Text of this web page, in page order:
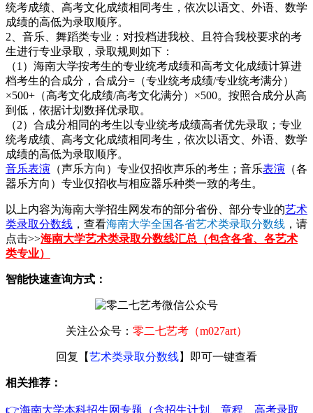
统考成绩、高考文化成绩相同考生，依次以语文、外语、数学
成绩的高低为录取顺序。
2、音乐、舞蹈类专业：对投档进我校、且符合我校要求的考
生进行专业录取，录取规则如下：
（1）海南大学按考生的专业统考成绩和高考文化成绩计算进
档考生的合成分，合成分=（专业统考成绩/专业统考满分）
×500+（高考文化成绩/高考文化满分）×500。按照合成分从高
到低，依据计划数择优录取。
（2）合成分相同的考生以专业统考成绩高者优先录取；专业
统考成绩、高考文化成绩相同考生，依次以语文、外语、数学
成绩的高低为录取顺序。
音乐表演 （声乐方向）专业仅招收声乐的考生；音乐表演 （各
器乐方向）专业仅招收与相应器乐种类一致的考生。
以上内容为海南大学招生网发布的部分省份、部分专业的艺术
类录取分数线 ，查看海南大学全国各省艺术类录取分数线 ，请
点击>>海南大学艺术类录取分数线汇总（包含各省、各艺术
类专业）
智能快速查询方式：
关注公众号： 零二七艺考（m027art）
回复【艺术类录取分数线】即可一键查看
相关推荐：
👉海南大学本科招生网专题（含招生计划、章程、高考录取